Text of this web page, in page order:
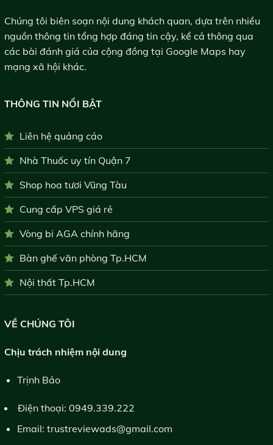
Chúng tôi biên soạn nội dung khách quan, dựa trên nhiều
nguồn thông tin tổng hợp đáng tin cậy, kể cả thông qua
các bài đánh giá của cộng đồng tại Google Maps hay
mạng xã hội khác.
THÔNG TIN NỔI BẬT
Liên hệ quảng cáo
Nhà Thuốc uy tín Quận 7
Shop hoa tươi Vũng Tàu
Cung cấp VPS giá rẻ
Vòng bi AGA chính hãng
Bàn ghế văn phòng Tp.HCM
Nội thất Tp.HCM
VỀ CHÚNG TÔI
Chịu trách nhiệm nội dung
Trịnh Bảo
Điện thoại: 0949.339.222
Email: trustreviewads@gmail.com